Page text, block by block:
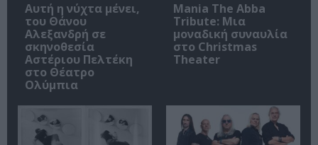
Αυτή η νύχτα μένει,
του Θάνου
Αλεξανδρή σε
σκηνοθεσία
Αστέριου Πελτέκη
στο Θέατρο
Ολύμπια
Mania The Abba
Tribute: Μια
μοναδική συναυλία
στο Christmas
Theater